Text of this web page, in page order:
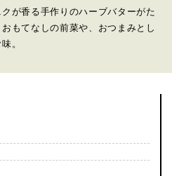
が香る手作りのハーブバターがた
もてなしの前菜や、おつまみとし
。